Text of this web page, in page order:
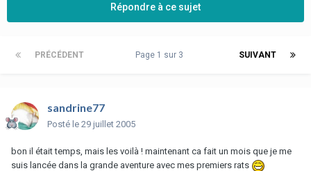
Répondre à ce sujet
PRÉCÉDENT SUIVANT
Page 1 sur 3
sandrine77
Posté le 29 juillet 2005
bon il était temps, mais les voilà ! maintenant ca fait un mois que je me
suis lancée dans la grande aventure avec mes premiers rats